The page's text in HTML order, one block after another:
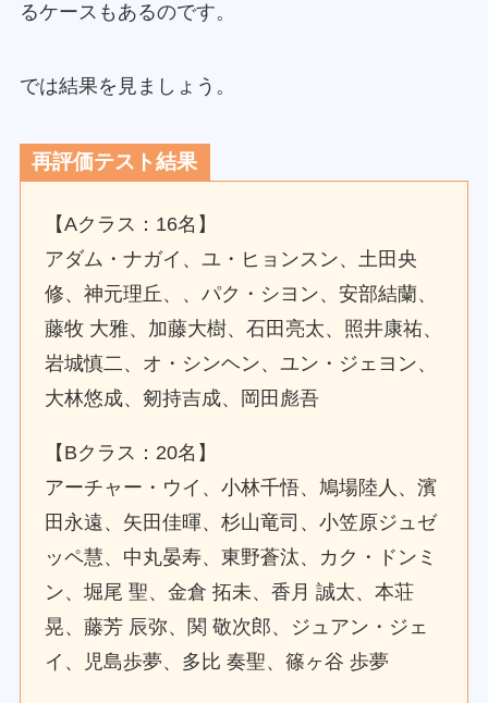
るケースもあるのです。
では結果を見ましょう。
再評価テスト結果
【Aクラス：16名】
アダム・ナガイ、ユ・ヒョンスン、土田央
修、神元理丘、、パク・シヨン、安部結蘭、
藤牧 大雅、加藤大樹、石田亮太、照井康祐、
岩城慎二、オ・シンヘン、ユン・ジェヨン、
大林悠成、剱持吉成、岡田彪吾
【Bクラス：20名】
アーチャー・ウイ、小林千悟、鳩場陸人、濱
田永遠、矢田佳暉、杉山竜司、小笠原ジュゼ
ッペ慧、中丸晏寿、東野蒼汰、カク・ドンミ
ン、堀尾 聖、金倉 拓未、香月 誠太、本荘
晃、藤芳 辰弥、関 敬次郎、ジュアン・ジェ
イ、児島歩夢、多比 奏聖、篠ヶ谷 歩夢